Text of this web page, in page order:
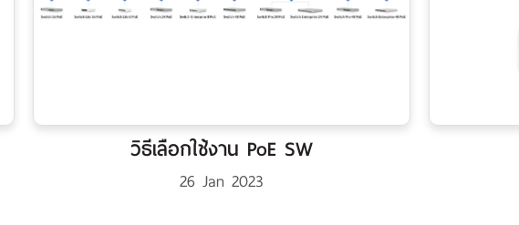
วิธีเลือกใช้งาน PoE SW
26 Jan 2023